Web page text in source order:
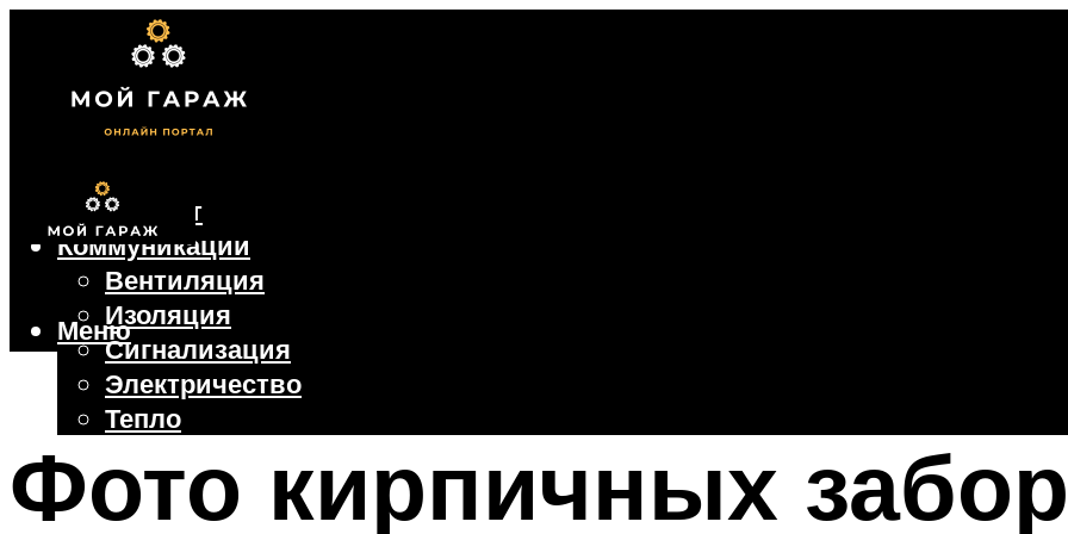
Фундамент
Коммуникации
Вентиляция
Изоляция
Сигнализация
Электричество
Тепло
Ворота
Меню
Фото кирпичных